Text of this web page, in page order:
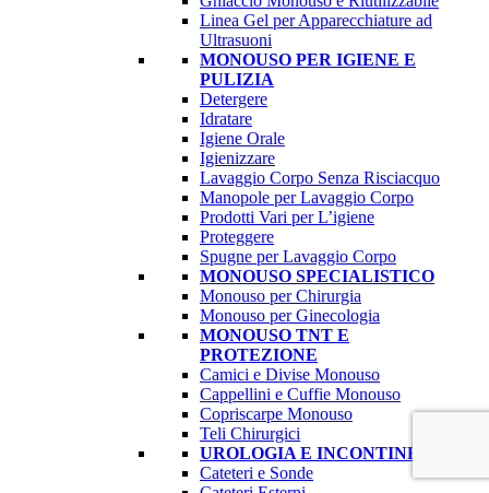
Linea Gel per Apparecchiature ad
Ultrasuoni
MONOUSO PER IGIENE E
PULIZIA
Detergere
Idratare
Igiene Orale
Igienizzare
Lavaggio Corpo Senza Risciacquo
Manopole per Lavaggio Corpo
Prodotti Vari per L’igiene
Proteggere
Spugne per Lavaggio Corpo
MONOUSO SPECIALISTICO
Monouso per Chirurgia
Monouso per Ginecologia
MONOUSO TNT E
PROTEZIONE
Camici e Divise Monouso
Cappellini e Cuffie Monouso
Copriscarpe Monouso
Teli Chirurgici
UROLOGIA E INCONTINENZA
Cateteri e Sonde